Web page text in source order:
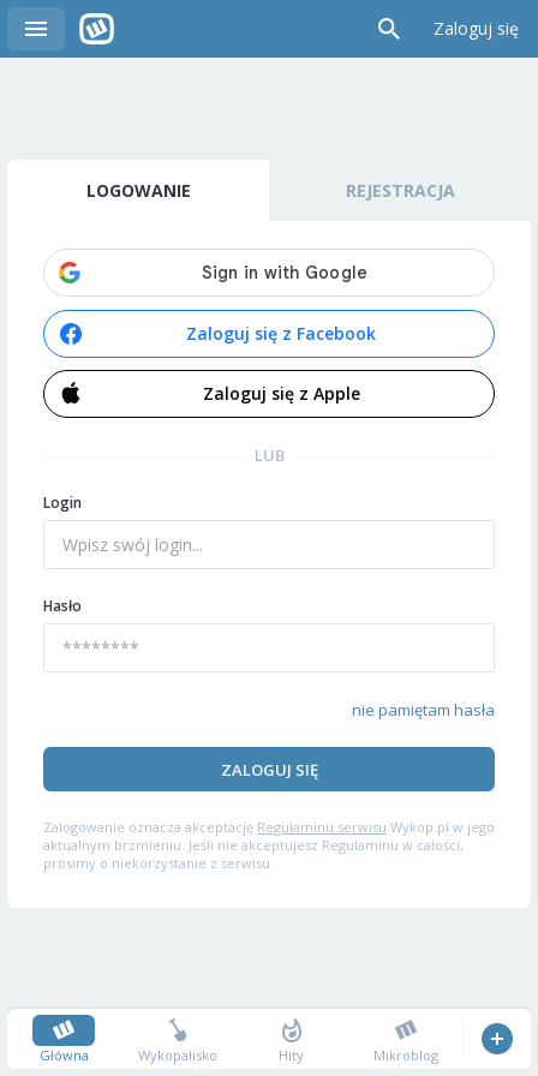
Zaloguj się
LOGOWANIE REJESTRACJA
Zaloguj się z Facebook
Zaloguj się z Apple
LUB
Login
Hasło
nie pamiętam hasła
ZALOGUJ SIĘ
Zalogowanie oznacza akceptację Regulaminu serwisu Wykop.pl w jego
aktualnym brzmieniu. Jeśli nie akceptujesz Regulaminu w całości,
prosimy o niekorzystanie z serwisu.
Główna Wykopalisko Hity Mikroblog